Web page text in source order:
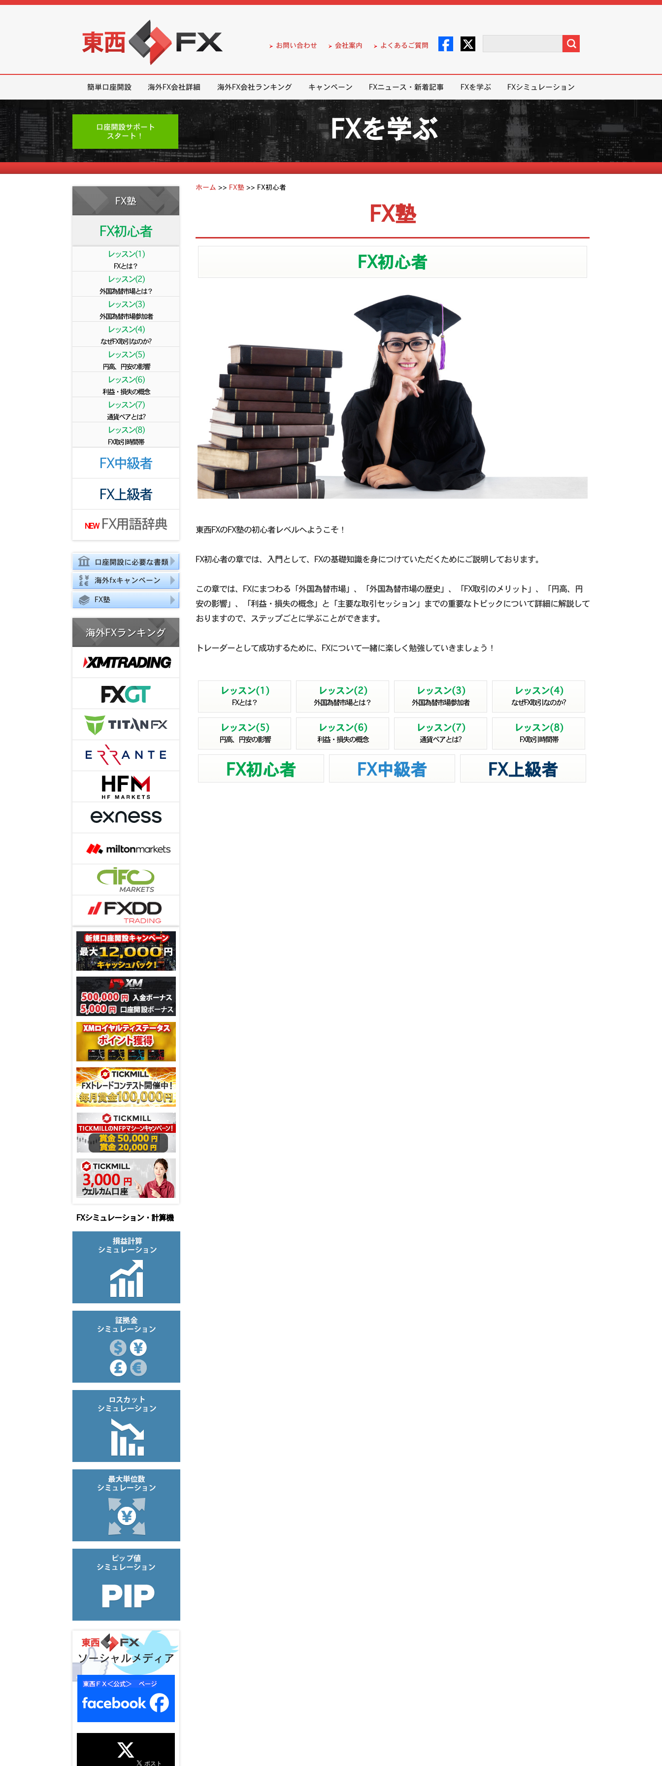
お問い合わせ 会社案内 よくあるご質問
簡単口座開設 海外FX会社詳細 海外FX会社ランキング キャンペーン FXニュース・新着記事 FXを学ぶ FXシミュレーション
口座開設サポート
スタート！
FXを学ぶ
FX塾
FX初心者
レッスン(1)
FXとは？
レッスン(2)
外国為替市場とは？
レッスン(3)
外国為替市場参加者
レッスン(4)
なぜFX取引なのか?
レッスン(5)
円高、円安の影響
レッスン(6)
利益・損失の概念
レッスン(7)
通貨ペアとは?
レッスン(8)
FX取引時間帯
FX中級者
FX上級者
NEWFX用語辞典
口座開設に必要な書類
海外fxキャンペーン
FX塾
海外FXランキング
FXシミュレーション・計算機
ソーシャルメディア
ホーム >> FX塾 >> FX初心者
FX塾
FX初心者
東西FXのFX塾の初心者レベルへようこそ！
FX初心者の章では、入門として、FXの基礎知識を身につけていただくためにご説明しております。
この章では、FXにまつわる「外国為替市場」、「外国為替市場の歴史」、「FX取引のメリット」、「円高、円
安の影響」、「利益・損失の概念」と「主要な取引セッション」までの重要なトピックについて詳細に解説して
おりますので、ステップごとに学ぶことができます。
トレーダーとして成功するために、FXについて一緒に楽しく勉強していきましょう！
レッスン(1)
FXとは？
レッスン(2)
外国為替市場とは？
レッスン(3)
外国為替市場参加者
レッスン(4)
なぜFX取引なのか?
レッスン(5)
円高、円安の影響
レッスン(6)
利益・損失の概念
レッスン(7)
通貨ペアとは?
レッスン(8)
FX取引時間帯
FX初心者 FX中級者 FX上級者